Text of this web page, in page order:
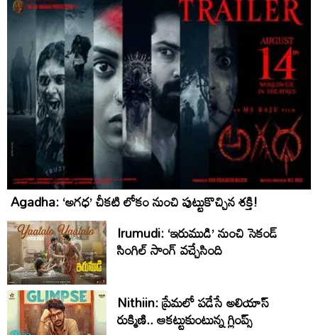
Agadha: ‘అగధ’ చీకటి లోకం నుంచి పుట్టుకొచ్చిన శక్తి!
Irumudi: ‘ఇరుముడి’ నుంచి సెకండ్
సింగిల్ సాంగ్ వచ్చేసింది
Nithiin: ప్రేమలో పడేసే అలియాస్
రుక్మిణి.. ఆకట్టుకుంటున్న గ్లింప్స్‌